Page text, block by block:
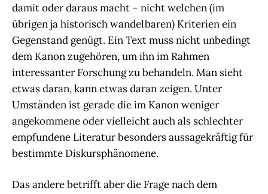
damit oder daraus macht – nicht welchen (im
übrigen ja historisch wandelbaren) Kriterien ein
Gegenstand genügt. Ein Text muss nicht unbedingt
dem Kanon zugehören, um ihn im Rahmen
interessanter Forschung zu behandeln. Man sieht
etwas daran, kann etwas daran zeigen. Unter
Umständen ist gerade die im Kanon weniger
angekommene oder vielleicht auch als schlechter
empfundene Literatur besonders aussagekräftig für
bestimmte Diskursphänomene.
Das andere betrifft aber die Frage nach dem